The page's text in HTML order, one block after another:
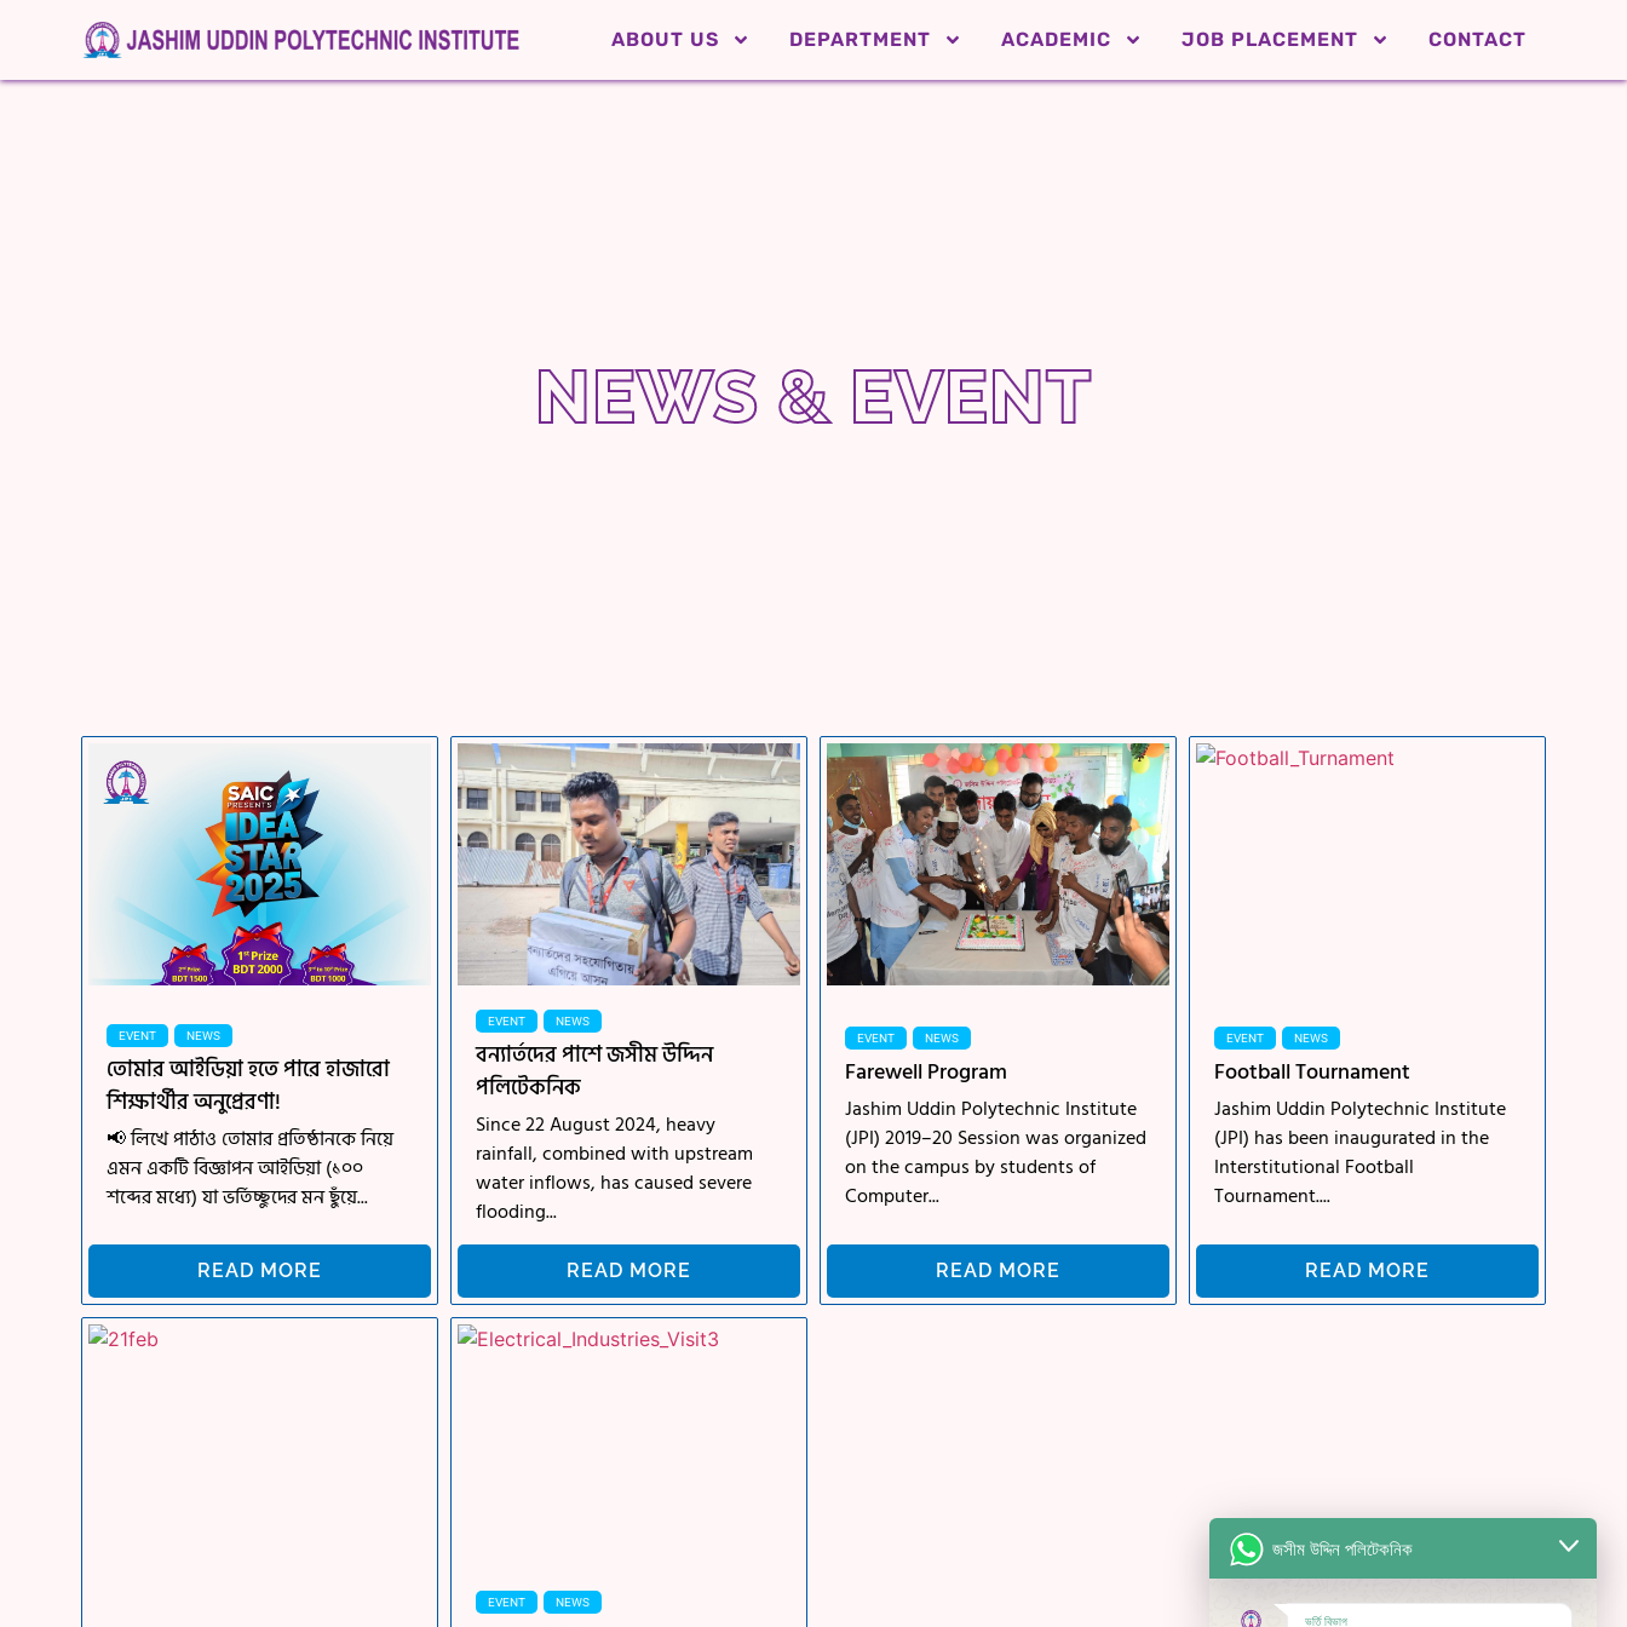
ABOUT US DEPARTMENT ACADEMIC JOB PLACEMENT CONTACT
News & Event
NEWS & EVENT
EVENT NEWS
তোমার আইডিয়া হতে পারে হাজারো
শিক্ষার্থীর অনুপ্রেরণা!
📢 লিখে পাঠাও তোমার প্রতিষ্ঠানকে নিয়ে
এমন একটি বিজ্ঞাপন আইডিয়া (১০০
শব্দের মধ্যে) যা ভর্তিচ্ছুদের মন ছুঁয়ে...
READ MORE
EVENT NEWS
বন্যার্তদের পাশে জসীম উদ্দিন
পলিটেকনিক
Since 22 August 2024, heavy
rainfall, combined with upstream
water inflows, has caused severe
flooding...
READ MORE
EVENT NEWS
Farewell Program
Jashim Uddin Polytechnic Institute
(JPI) 2019–20 Session was organized
on the campus by students of
Computer...
READ MORE
EVENT NEWS
Football Tournament
Jashim Uddin Polytechnic Institute
(JPI) has been inaugurated in the
Interstitutional Football
Tournament....
READ MORE
EVENT NEWS
জসীম উদ্দিন পলিটেকনিক
ভর্তি বিভাগ